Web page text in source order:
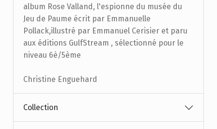
album Rose Valland, l'espionne du musée du
Jeu de Paume écrit par Emmanuelle
Pollack,illustré par Emmanuel Cerisier et paru
aux éditions GulfStream , sélectionné pour le
niveau 6è/5ème
Christine Enguehard
Collection